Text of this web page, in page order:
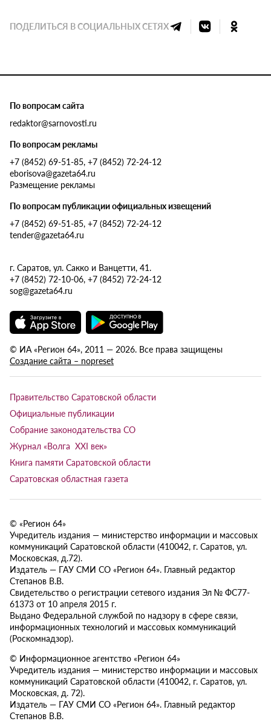
ПОДЕЛИТЬСЯ В СОЦИАЛЬНЫХ СЕТЯХ
По вопросам сайта
redaktor@sarnovosti.ru
По вопросам рекламы
+7 (8452) 69-51-85, +7 (8452) 72-24-12
eborisova@gazeta64.ru
Размещение рекламы
По вопросам публикации официальных извещений
+7 (8452) 69-51-85, +7 (8452) 72-24-12
tender@gazeta64.ru
г. Саратов, ул. Сакко и Ванцетти, 41.
+7 (8452) 72-10-06, +7 (8452) 72-24-12
sog@gazeta64.ru
© ИА «Регион 64», 2011 — 2026. Все права защищены
Создание сайта – nopreset
Правительство Саратовской области
Официальные публикации
Собрание законодательства СО
Журнал «Волга XXI век»
Книга памяти Саратовской области
Саратовская областная газета
© «Регион 64»
Учредитель издания — министерство информации и массовых
коммуникаций Саратовской области (410042, г. Саратов, ул.
Московская, д.72).
Издатель — ГАУ СМИ СО «Регион 64». Главный редактор
Степанов В.В.
Свидетельство о регистрации сетевого издания Эл № ФС77-
61373 от 10 апреля 2015 г.
Выдано Федеральной службой по надзору в сфере связи,
информационных технологий и массовых коммуникаций
(Роскомнадзор).
© Информационное агентство «Регион 64»
Учредитель издания — министерство информации и массовых
коммуникаций Саратовской области (410042, г. Саратов, ул.
Московская, д. 72).
Издатель — ГАУ СМИ СО «Регион 64». Главный редактор
Степанов В.В.